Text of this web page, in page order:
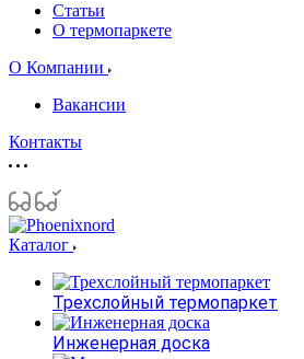
Статьи
О термопаркете
О Компании
Вакансии
Контакты
Каталог
Трехслойный термопаркет
Инженерная доска